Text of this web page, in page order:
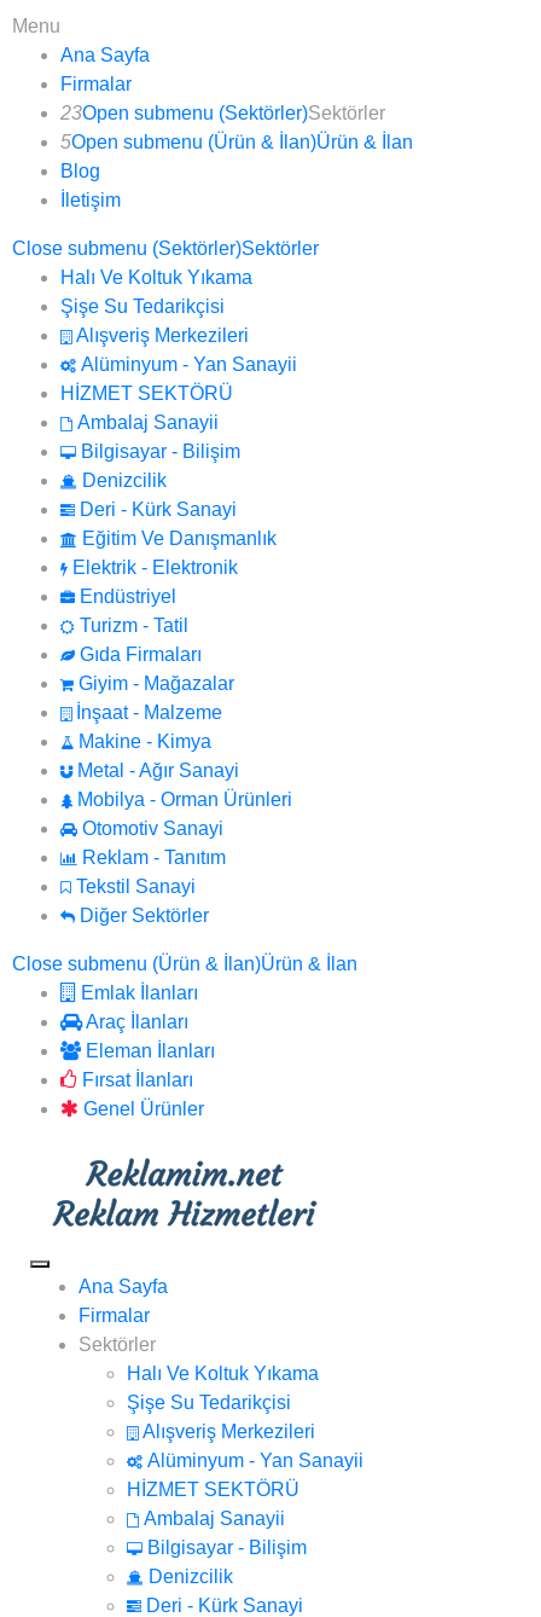
Menu
Ana Sayfa
Firmalar
23Open submenu (Sektörler)Sektörler
5Open submenu (Ürün & İlan)Ürün & İlan
Blog
İletişim
Close submenu (Sektörler)Sektörler
Halı Ve Koltuk Yıkama
Şişe Su Tedarikçisi
Alışveriş Merkezileri
Alüminyum - Yan Sanayii
HİZMET SEKTÖRÜ
Ambalaj Sanayii
Bilgisayar - Bilişim
Denizcilik
Deri - Kürk Sanayi
Eğitim Ve Danışmanlık
Elektrik - Elektronik
Endüstriyel
Turizm - Tatil
Gıda Firmaları
Giyim - Mağazalar
İnşaat - Malzeme
Makine - Kimya
Metal - Ağır Sanayi
Mobilya - Orman Ürünleri
Otomotiv Sanayi
Reklam - Tanıtım
Tekstil Sanayi
Diğer Sektörler
Close submenu (Ürün & İlan)Ürün & İlan
Emlak İlanları
Araç İlanları
Eleman İlanları
Fırsat İlanları
Genel Ürünler
Ana Sayfa
Firmalar
Sektörler
Halı Ve Koltuk Yıkama
Şişe Su Tedarikçisi
Alışveriş Merkezileri
Alüminyum - Yan Sanayii
HİZMET SEKTÖRÜ
Ambalaj Sanayii
Bilgisayar - Bilişim
Denizcilik
Deri - Kürk Sanayi